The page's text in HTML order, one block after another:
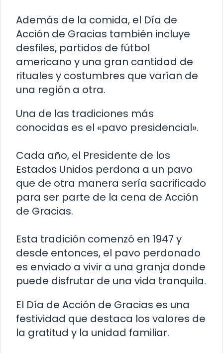
Además de la comida, el Día de
Acción de Gracias también incluye
desfiles, partidos de fútbol
americano y una gran cantidad de
rituales y costumbres que varían de
una región a otra.
Una de las tradiciones más
conocidas es el «pavo presidencial».
Cada año, el Presidente de los
Estados Unidos perdona a un pavo
que de otra manera sería sacrificado
para ser parte de la cena de Acción
de Gracias.
Esta tradición comenzó en 1947 y
desde entonces, el pavo perdonado
es enviado a vivir a una granja donde
puede disfrutar de una vida tranquila.
El Día de Acción de Gracias es una
festividad que destaca los valores de
la gratitud y la unidad familiar.